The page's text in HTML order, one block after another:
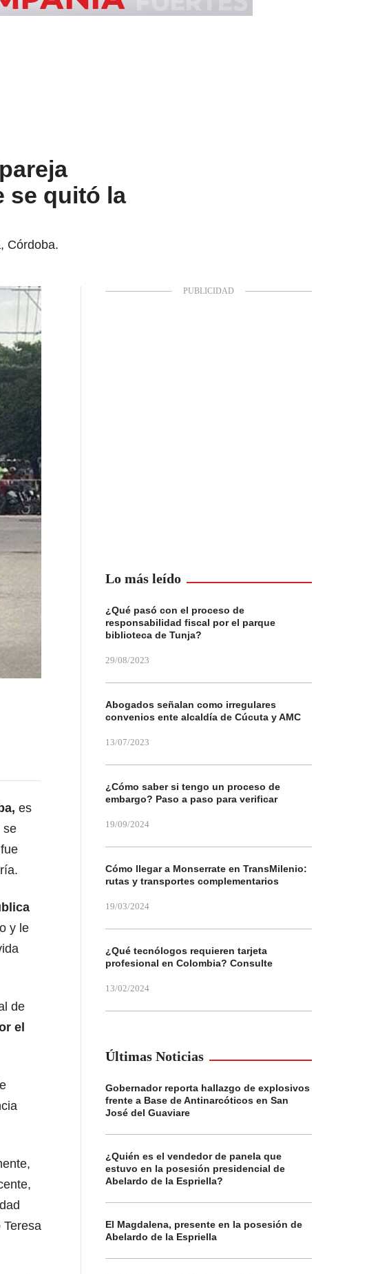
se quitó la
Córdoba.
es
se
y le
de
el
Teresa
Lo más leído
¿Qué pasó con el proceso de
responsabilidad fiscal por el parque
biblioteca de Tunja?
29/08/2023
Abogados señalan como irregulares
convenios ente alcaldía de Cúcuta y AMC
13/07/2023
¿Cómo saber si tengo un proceso de
embargo? Paso a paso para verificar
19/09/2024
Cómo llegar a Monserrate en TransMilenio:
rutas y transportes complementarios
19/03/2024
¿Qué tecnólogos requieren tarjeta
profesional en Colombia? Consulte
13/02/2024
Últimas Noticias
Gobernador reporta hallazgo de explosivos
frente a Base de Antinarcóticos en San
José del Guaviare
¿Quién es el vendedor de panela que
estuvo en la posesión presidencial de
Abelardo de la Espriella?
El Magdalena, presente en la posesión de
Abelardo de la Espriella